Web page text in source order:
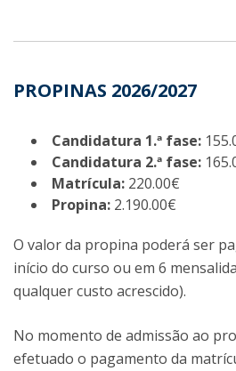
PROPINAS 2026/2027
Candidatura 1.ª fase:
Candidatura 2.ª fase:
Matrícula: 220.00€
Propina: 2.190.00€
O valor da propina poderá ser
início do curso ou em 6
qualquer custo acrescido).
No momento de admissão ao
efetuado o pagamento da